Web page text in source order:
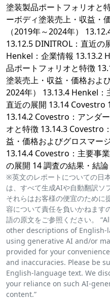
塗装製品ポートフォリオと
ーボディ塗装売上・収益・
（2019年～2024年）
13.12.5 DINITROL：直近の
Henkel：企業情報 13.13.2
品ポートフォリオと特徴
塗装売上・収益・価格およ
2024年） 13.13.4 Henkel：
直近の展開 13.14 Covestro
13.14.2 Covestro：アンダ
オと特徴 13.14.3 Covestro
益・価格およびグロスマー
13.14.4 Covestro：主要事
の展開 14 調査の結果・結論
※英文のレポートについての日
は、すべて生成AIや自動翻訳ソ
それらはお客様の便宜のために
容について責任を負いかねます
語の原文をご参照ください。
other descriptions of
using generative AI and/or
provided for your
and inaccuracies. Please be
English-language text. We
your reliance on such AI-
content.”